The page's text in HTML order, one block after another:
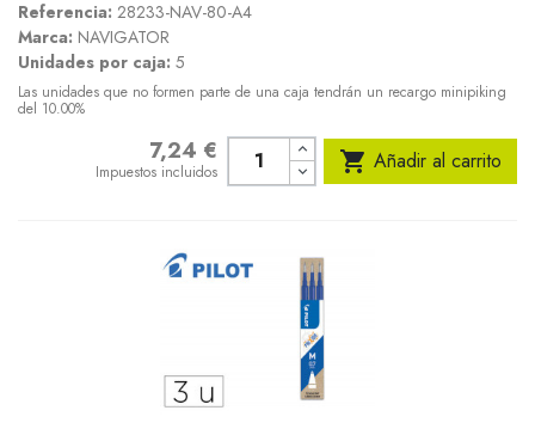
Referencia: 28233-NAV-80-A4
Marca: NAVIGATOR
Unidades por caja: 5
Las unidades que no formen parte de una caja tendrán un recargo minipiking
del 10.00%
7,24 €
Impuestos incluidos  Añadir al carrito